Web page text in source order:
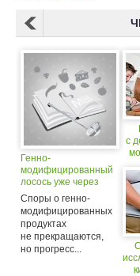
Генно-
модифицированный
лосось уже через
два года может
оказаться на вашем
столе
Споры о генно-
модифицированных
продуктах
не прекращаются,
но прогресс...
с